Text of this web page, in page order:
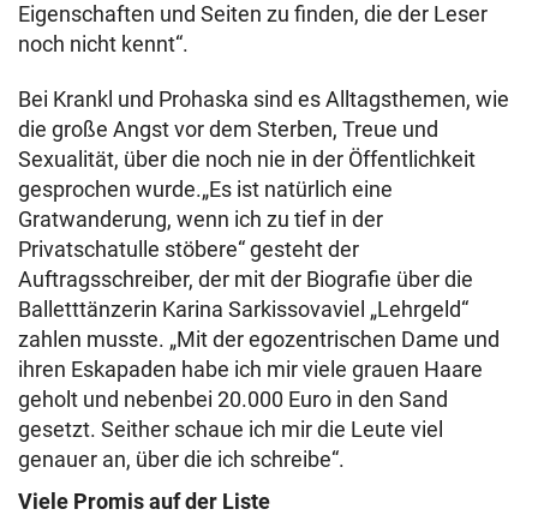
Eigenschaften und Seiten zu finden, die der Leser
noch nicht kennt“.
Bei Krankl und Prohaska sind es Alltagsthemen, wie
die große Angst vor dem Sterben, Treue und
Sexualität, über die noch nie in der Öffentlichkeit
gesprochen wurde.„Es ist natürlich eine
Gratwanderung, wenn ich zu tief in der
Privatschatulle stöbere“ gesteht der
Auftragsschreiber, der mit der Biografie über die
Balletttänzerin Karina Sarkissovaviel „Lehrgeld“
zahlen musste. „Mit der egozentrischen Dame und
ihren Eskapaden habe ich mir viele grauen Haare
geholt und nebenbei 20.000 Euro in den Sand
gesetzt. Seither schaue ich mir die Leute viel
genauer an, über die ich schreibe“.
Viele Promis auf der Liste